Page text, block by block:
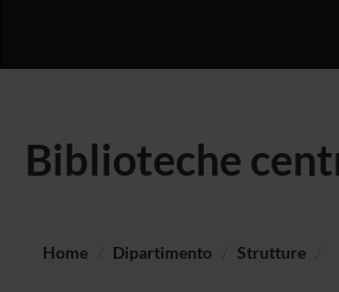
Biblioteche
Home Dipartimento Strutture